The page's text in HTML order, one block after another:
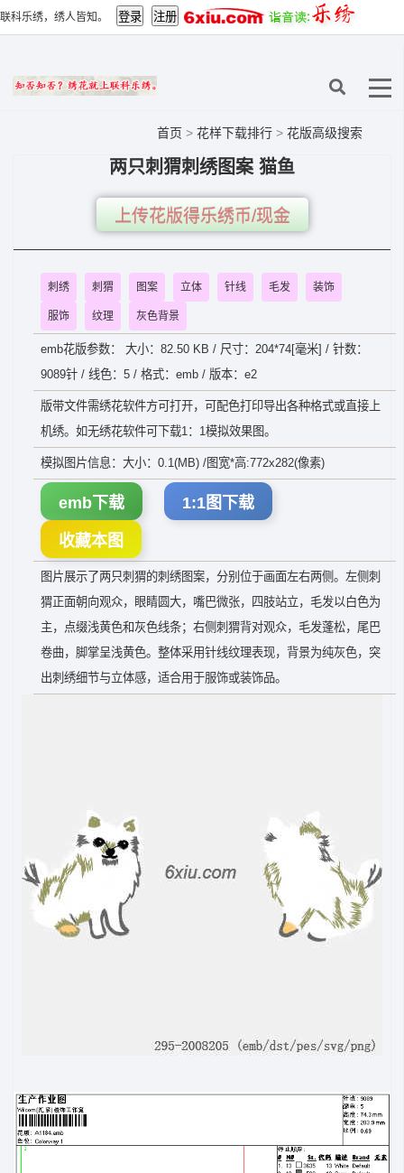
联科乐绣，绣人皆知。
首页 > 花样下载排行 > 花版高级搜索
两只刺猬刺绣图案 猫鱼
上传花版得乐绣币/现金
刺绣 刺猬 图案 立体 针线 毛发 装饰
服饰 纹理 灰色背景
emb花版参数： 大小：82.50 KB / 尺寸：204*74[毫米] / 针数：
9089针 / 线色：5 / 格式：emb / 版本：e2
版带文件需绣花软件方可打开，可配色打印导出各种格式或直接上
机绣。如无绣花软件可下载1：1模拟效果图。
模拟图片信息：大小：0.1(MB) /图宽*高:772x282(像素)
emb下载 1:1图下载
收藏本图
图片展示了两只刺猬的刺绣图案，分别位于画面左右两侧。左侧刺
猬正面朝向观众，眼睛圆大，嘴巴微张，四肢站立，毛发以白色为
主，点缀浅黄色和灰色线条；右侧刺猬背对观众，毛发蓬松，尾巴
卷曲，脚掌呈浅黄色。整体采用针线纹理表现，背景为纯灰色，突
出刺绣细节与立体感，适合用于服饰或装饰品。